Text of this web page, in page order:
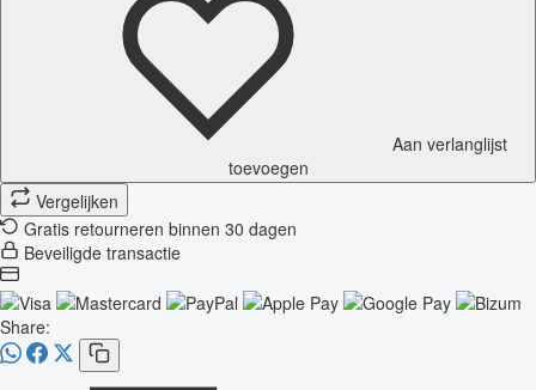
Aan verlanglijst
toevoegen
Vergelijken
Gratis retourneren binnen 30 dagen
Beveiligde transactie
Share: